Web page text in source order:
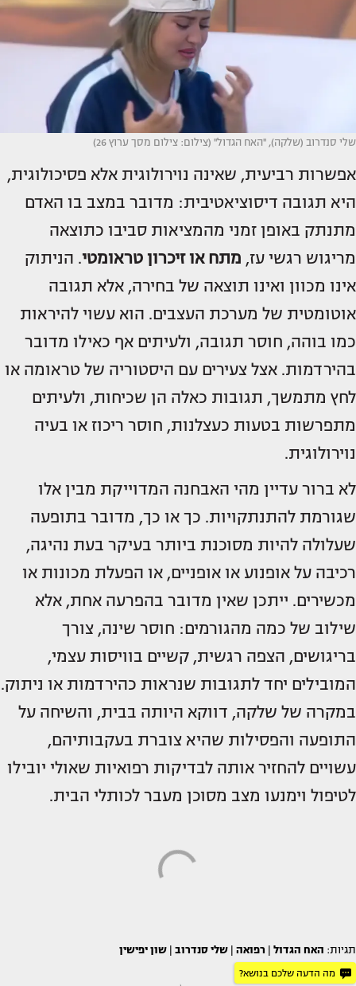
שלי סנדרוב (שלקה), ''האח הגדול'' (צילום: צילום מסך ערוץ 26)
אפשרות רביעית, שאינה נוירולוגית אלא פסיכולוגית,
היא תגובה דיסוציאטיבית: מדובר במצב בו האדם
מתנתק באופן זמני מהמציאות סביבו כתוצאה
מריגוש רגשי עז, מתח או זיכרון טראומטי. הניתוק
אינו מכוון ואינו תוצאה של בחירה, אלא תגובה
אוטומטית של מערכת העצבים. הוא עשוי להיראות
כמו בוהה, חוסר תגובה, ולעיתים אף כאילו מדובר
בהירדמות. אצל צעירים עם היסטוריה של טראומה או
לחץ מתמשך, תגובות כאלה הן שכיחות, ולעיתים
מתפרשות בטעות כעצלנות, חוסר ריכוז או בעיה
נוירולוגית.
לא ברור עדיין מהי האבחנה המדוייקת מבין אלו
שגורמת להתנתקויות. כך או כך, מדובר בתופעה
שעלולה להיות מסוכנת ביותר בעיקר בעת נהיגה,
רכיבה על אופנוע או אופניים, או הפעלת מכונות או
מכשירים. ייתכן שאין מדובר בהפרעה אחת, אלא
שילוב של כמה מהגורמים: חוסר שינה, צורך
בריגושים, הצפה רגשית, קשיים בוויסות עצמי,
המובילים יחד לתגובות שנראות כהירדמות או ניתוק.
במקרה של שלקה, דווקא היותה בבית, והשיחה על
התופעה והפסילות שהיא צוברת בעקבותיהם,
עשויים להחזיר אותה לבדיקות רפואיות שאולי יובילו
לטיפול וימנעו מצב מסוכן מעבר לכותלי הבית.
תגיות: האח הגדול רפואה שלי סנדרוב שון יפישין
מה הדעה שלכם בנושא?